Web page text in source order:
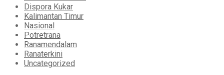
Dispora Kukar
Kalimantan Timur
Nasional
Potretrana
Ranamendalam
Ranaterkini
Uncategorized